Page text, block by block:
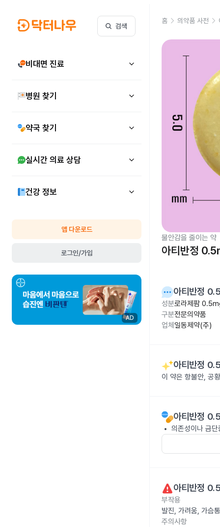
검색
비대면 진료
병원 찾기
약국 찾기
실시간 의료 상담
건강 정보
앱 다운로드
로그인/가입
AD
홈 의약품 사전
불안감을 줄이는 약
아티반정
아티반정
성분로라제팜
구분전문의약품
업체 일동제약(주)
아티반정
이 약은 항불안, 공
아티반정
의존성이나 금
아티반정
부작용
발진, 가려움, 가슴
주의사항